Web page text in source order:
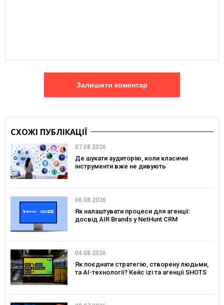
Залишити коментар
СХОЖІ ПУБЛІКАЦІЇ
07.08.2026
Де шукати аудиторію, коли класичні
інструменти вже не дивують
06.08.2026
Як налаштувати процеси для агенції:
досвід AIR Brands у NetHunt CRM
04.08.2026
Як поєднати стратегію, створену людьми,
та AI-технології? Кейс izi та агенції SHOTS